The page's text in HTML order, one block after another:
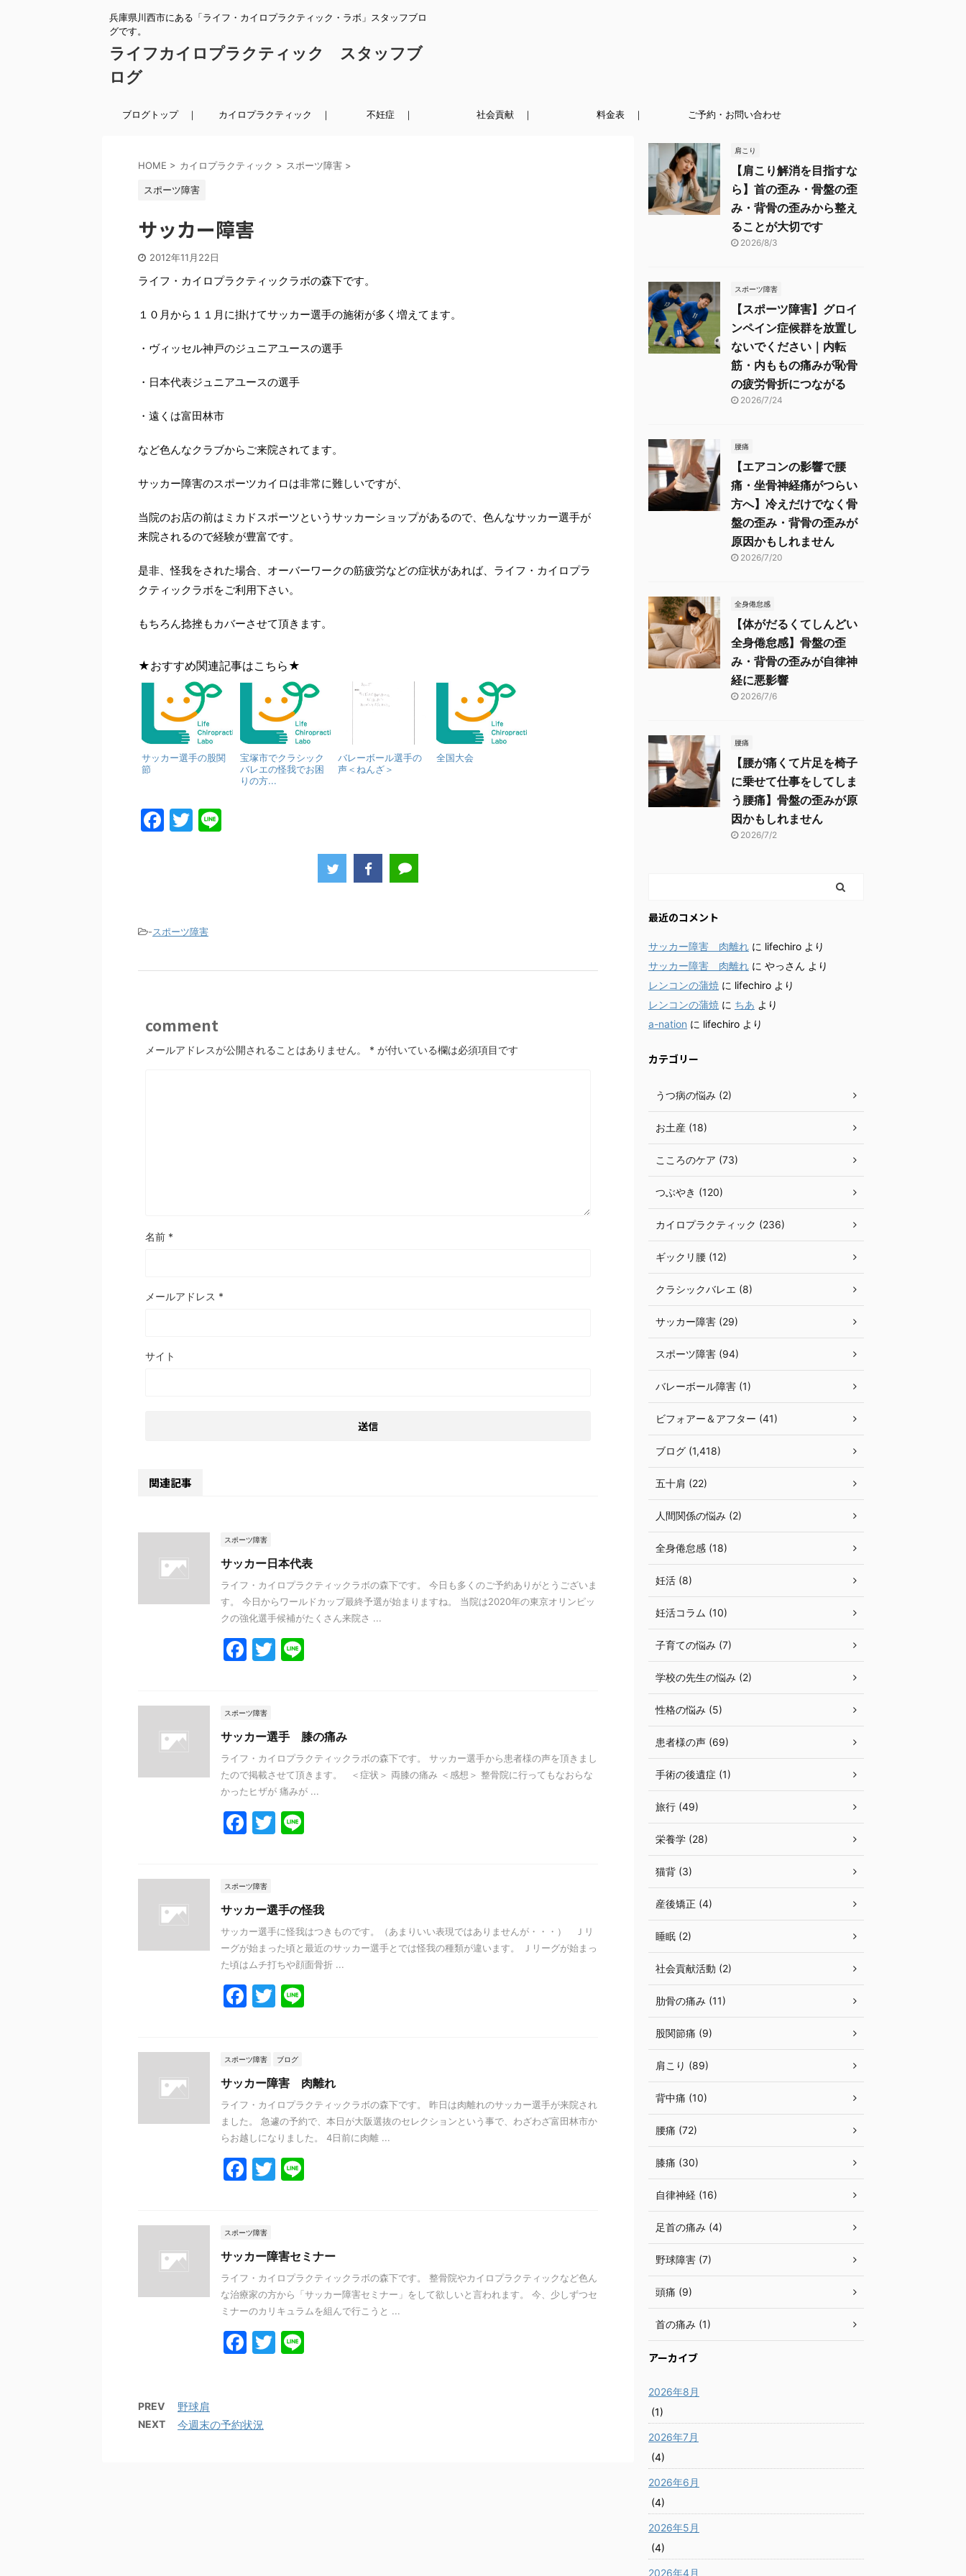
兵庫県川西市にある「ライフ・カイロプラクティック・ラボ」スタッフブロ
グです。
ライフカイロプラクティック スタッフブ
ログ
ブログトップ ｜ カイロプラクティック ｜ 不妊症 ｜ 社会貢献 ｜ 料金表 ｜ ご予約・お問い合わせ
HOME > カイロプラクティック > スポーツ障害 >
スポーツ障害
サッカー障害
2012年11月22日
ライフ・カイロプラクティックラボの森下です。
１０月から１１月に掛けてサッカー選手の施術が多く増えてます。
・ヴィッセル神戸のジュニアユースの選手
・日本代表ジュニアユースの選手
・遠くは富田林市
など色んなクラブからご来院されてます。
サッカー障害のスポーツカイロは非常に難しいですが、
当院のお店の前はミカドスポーツというサッカーショップがあるので、色んなサッカー選手が
来院されるので経験が豊富です。
是非、怪我をされた場合、オーバーワークの筋疲労などの症状があれば、ライフ・カイロプラ
クティックラボをご利用下さい。
もちろん捻挫もカバーさせて頂きます。
★おすすめ関連記事はこちら★
サッカー選手の股関
節
宝塚市でクラシック
バレエの怪我でお困
りの方...
バレーボール選手の
声＜ねんざ＞
全国大会
F
o
k
T
-スポーツ障害
comment
メールアドレスが公開されることはありません。 * が付いている欄は必須項目です
名前 *
メールアドレス *
サイト
関連記事
スポーツ障害
サッカー日本代表
ライフ・カイロプラクティックラボの森下です。 今日も多くのご予約ありがとうございま
す。 今日からワールドカップ最終予選が始まりますね。 当院は2020年の東京オリンピッ
クの強化選手候補がたくさん来院さ ...
F
e
b
o
o
k
T
スポーツ障害
サッカー選手 膝の痛み
ライフ・カイロプラクティックラボの森下です。 サッカー選手から患者様の声を頂きまし
たので掲載させて頂きます。 ＜症状＞ 両膝の痛み ＜感想＞ 整骨院に行ってもなおらな
かったヒザが 痛みが ...
F
e
b
o
o
k
T
スポーツ障害
サッカー選手の怪我
サッカー選手に怪我はつきものです。（あまりいい表現ではありませんが・・・） Ｊリ
ーグが始まった頃と最近のサッカー選手とでは怪我の種類が違います。 Ｊリーグが始まっ
た頃はムチ打ちや顔面骨折 ...
F
e
b
o
o
k
T
er
スポーツ障害 ブログ
サッカー障害 肉離れ
ライフ・カイロプラクティックラボの森下です。 昨日は肉離れのサッカー選手が来院され
ました。 急遽の予約で、本日が大阪選抜のセレクションという事で、わざわざ富田林市か
らお越しになりました。 4日前に肉離 ...
F
e
b
o
o
k
T
スポーツ障害
サッカー障害セミナー
ライフ・カイロプラクティックラボの森下です。 整骨院やカイロプラクティックなど色ん
な治療家の方から「サッカー障害セミナー」をして欲しいと言われます。 今、少しずつセ
ミナーのカリキュラムを組んで行こうと ...
F
b
T
PREV 野球肩
NEXT 今週末の予約状況
肩こり
【肩こり解消を目指すな
ら】首の歪み・骨盤の歪
み・背骨の歪みから整え
ることが大切です
2026/8/3
スポーツ障害
【スポーツ障害】グロイ
ンペイン症候群を放置し
ないでください｜内転
筋・内ももの痛みが恥骨
の疲労骨折につながる
2026/7/24
腰痛
【エアコンの影響で腰
痛・坐骨神経痛がつらい
方へ】冷えだけでなく骨
盤の歪み・背骨の歪みが
原因かもしれません
2026/7/20
全身倦怠感
【体がだるくてしんどい
全身倦怠感】骨盤の歪
み・背骨の歪みが自律神
経に悪影響
2026/7/6
腰痛
【腰が痛くて片足を椅子
に乗せて仕事をしてしま
う腰痛】骨盤の歪みが原
因かもしれません
2026/7/2
最近のコメント
サッカー障害 肉離れ に lifechiro より
サッカー障害 肉離れ に やっさん より
レンコンの蒲焼 に lifechiro より
レンコンの蒲焼 に ちあ より
a-nation に lifechiro より
カテゴリー
うつ病の悩み (2)
お土産 (18)
こころのケア (73)
つぶやき (120)
カイロプラクティック (236)
ギックリ腰 (12)
クラシックバレエ (8)
サッカー障害 (29)
スポーツ障害 (94)
バレーボール障害 (1)
ビフォアー＆アフター (41)
ブログ (1,418)
五十肩 (22)
人間関係の悩み (2)
全身倦怠感 (18)
妊活 (8)
妊活コラム (10)
子育ての悩み (7)
学校の先生の悩み (2)
性格の悩み (5)
患者様の声 (69)
手術の後遺症 (1)
旅行 (49)
栄養学 (28)
猫背 (3)
産後矯正 (4)
睡眠 (2)
社会貢献活動 (2)
肋骨の痛み (11)
股関節痛 (9)
肩こり (89)
背中痛 (10)
腰痛 (72)
膝痛 (30)
自律神経 (16)
足首の痛み (4)
野球障害 (7)
頭痛 (9)
首の痛み (1)
アーカイブ
2026年8月
(1)
2026年7月
(4)
2026年6月
(4)
2026年5月
(4)
2026年4月